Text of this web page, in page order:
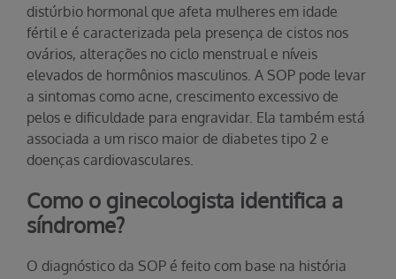
distúrbio hormonal que afeta mulheres em idade
fértil e é caracterizada pela presença de cistos nos
ovários, alterações no ciclo menstrual e níveis
elevados de hormônios masculinos. A SOP pode levar
a sintomas como acne, crescimento excessivo de
pelos e dificuldade para engravidar. Ela também está
associada a um risco maior de diabetes tipo 2 e
doenças cardiovasculares.
Como o ginecologista identifica a
síndrome?
O diagnóstico da SOP é feito com base na história